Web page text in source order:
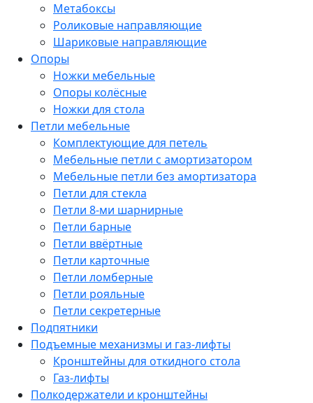
Метабоксы
Роликовые направляющие
Шариковые направляющие
Опоры
Ножки мебельные
Опоры колёсные
Ножки для стола
Петли мебельные
Комплектующие для петель
Мебельные петли с амортизатором
Мебельные петли без амортизатора
Петли для стекла
Петли 8-ми шарнирные
Петли барные
Петли ввёртные
Петли карточные
Петли ломберные
Петли рояльные
Петли секретерные
Подпятники
Подъемные механизмы и газ-лифты
Кронштейны для откидного стола
Газ-лифты
Полкодержатели и кронштейны